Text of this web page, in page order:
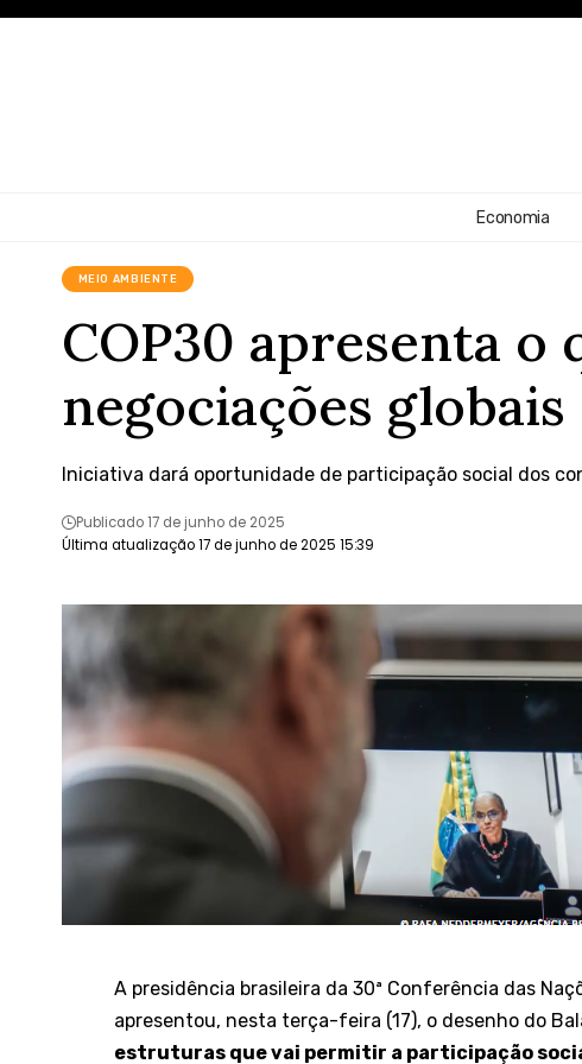
Economia
MEIO AMBIENTE
COP30 apresenta
negociações globais
Iniciativa dará oportunidade de participação social dos
Última atualização 17 de junho de 2025 15:39
Publicado 17 de junho de 2025
A presidência brasileira da 30ª Conferência das
apresentou, nesta terça-feira (17), o desenho do
estruturas que vai permitir a participação